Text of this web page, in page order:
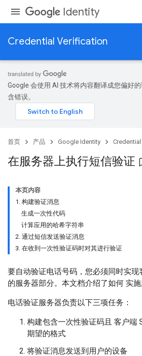
Identity
Credential Verification
Google 会使用 AI 技术将内容翻译成您偏好
含错误。
首页 产品 Google Identity
在服务器上执行短信验证
本页内容
1. 构建验证消息
生成一次性代码
计算应用的哈希字符串
2. 通过短信发送验证消息
3. 在收到一次性验证码时对其进行验证
要自动验证电话号码，您必须同时实现
的服务器部分。本文档介绍了如何 实
电话验证服务器负责以下三项任务：
构建包含一次性验证码且 客户端
期望的格式
将验证消息发送到用户的设备